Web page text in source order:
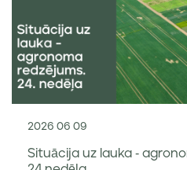
2026 06 09
Situācija uz lauka -